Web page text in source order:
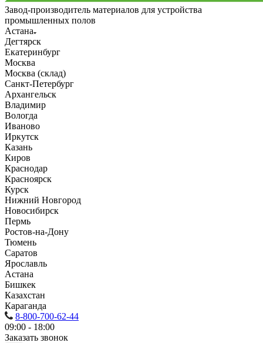
Завод-производитель материалов для устройства
промышленных полов
Астана
Дегтярск
Екатеринбург
Москва
Москва (склад)
Санкт-Петербург
Архангельск
Владимир
Вологда
Иваново
Иркутск
Казань
Киров
Краснодар
Красноярск
Курск
Нижний Новгород
Новосибирск
Пермь
Ростов-на-Дону
Тюмень
Саратов
Ярославль
Астана
Бишкек
Казахстан
Караганда
8-800-700-62-44
09:00 - 18:00
Заказать звонок